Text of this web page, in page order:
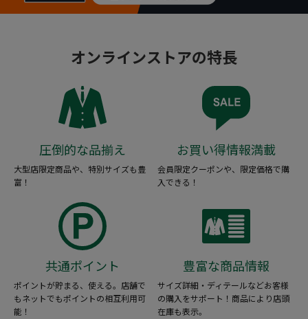
オンラインストアの特長
圧倒的な品揃え
大型店限定商品や、特別サイズも豊
富！
お買い得情報満載
会員限定クーポンや、限定価格で購
入できる！
共通ポイント
ポイントが貯まる、使える。店舗で
もネットでもポイントの相互利用可
能！
豊富な商品情報
サイズ詳細・ディテールなどお客様
の購入をサポート！商品により店頭
在庫も表示。